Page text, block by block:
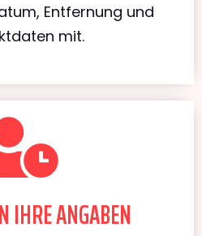
Entfernung und
mit.
IHRE ANGABEN